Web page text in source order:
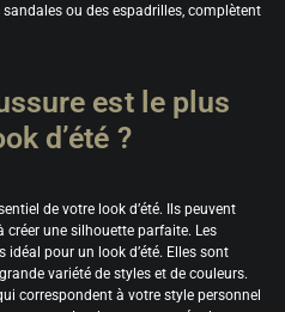
ou des espadrilles, complètent
est le plus
d’été ?
de votre look d’été. Ils peuvent
une silhouette parfaite. Les
pour un look d’été. Elles sont
variété de styles et de couleurs.
correspondent à votre style personnel